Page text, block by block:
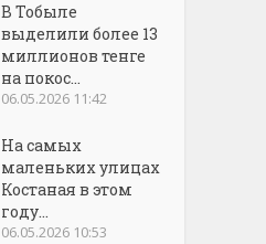
В Тобыле
выделили более 13
миллионов тенге
на покос...
06.05.2026 11:42
На самых
маленьких улицах
Костаная в этом
году...
06.05.2026 10:53